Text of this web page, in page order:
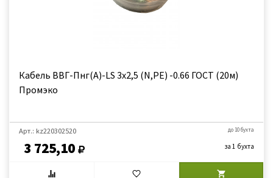
Кабель ВВГ-Пнг(А)-LS 3х2,5 (N,PE) -0.66 ГОСТ (20м)
Промэко
Арт.: kz220302520
3 725,10
до 10 бухта
за 1 бухта